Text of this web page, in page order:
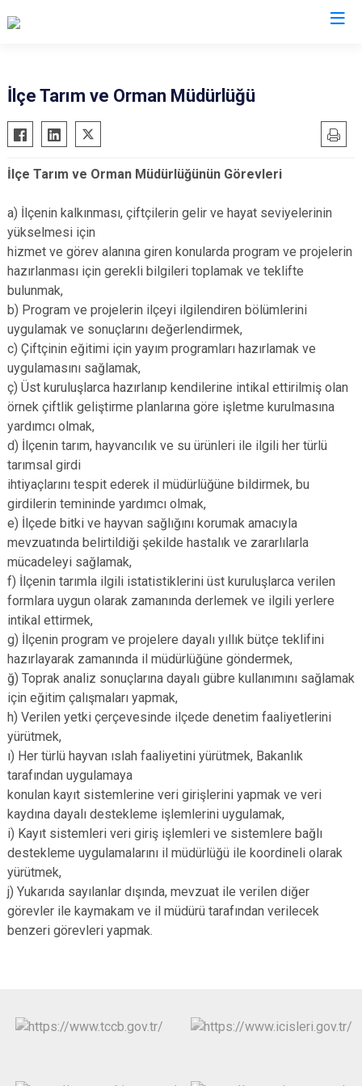
Aliağa
Balçova
Bayındır
Bergama
Beydağ
Bornova
Buca
Çeşme
Çiğli
Dikili
Güzelbahçe
Kemalpaşa
Kınık
Kiraz
Konak
Menderes
Ödemiş
Tire
Torbalı
Urla
Karabağlar
İlçe Tarım ve Orman Müdürlüğü
İlçe Tarım ve Orman Müdürlüğünün Görevleri
a) İlçenin kalkınması, çiftçilerin gelir ve hayat seviyelerinin
yükselmesi için
hizmet ve görev alanına giren konularda program ve projelerin
hazırlanması için gerekli bilgileri toplamak ve teklifte
bulunmak,
b) Program ve projelerin ilçeyi ilgilendiren bölümlerini
uygulamak ve sonuçlarını değerlendirmek,
c) Çiftçinin eğitimi için yayım programları hazırlamak ve
uygulamasını sağlamak,
ç) Üst kuruluşlarca hazırlanıp kendilerine intikal ettirilmiş olan
örnek çiftlik geliştirme planlarına göre işletme kurulmasına
yardımcı olmak,
d) İlçenin tarım, hayvancılık ve su ürünleri ile ilgili her türlü
tarımsal girdi
ihtiyaçlarını tespit ederek il müdürlüğüne bildirmek, bu
girdilerin temininde yardımcı olmak,
e) İlçede bitki ve hayvan sağlığını korumak amacıyla
mevzuatında belirtildiği şekilde hastalık ve zararlılarla
mücadeleyi sağlamak,
f) İlçenin tarımla ilgili istatistiklerini üst kuruluşlarca verilen
formlara uygun olarak zamanında derlemek ve ilgili yerlere
intikal ettirmek,
g) İlçenin program ve projelere dayalı yıllık bütçe teklifini
hazırlayarak zamanında il müdürlüğüne göndermek,
ğ) Toprak analiz sonuçlarına dayalı gübre kullanımını sağlamak
için eğitim çalışmaları yapmak,
h) Verilen yetki çerçevesinde ilçede denetim faaliyetlerini
yürütmek,
ı) Her türlü hayvan ıslah faaliyetini yürütmek, Bakanlık
tarafından uygulamaya
konulan kayıt sistemlerine veri girişlerini yapmak ve veri
kaydına dayalı destekleme işlemlerini uygulamak,
i) Kayıt sistemleri veri giriş işlemleri ve sistemlere bağlı
destekleme uygulamalarını il müdürlüğü ile koordineli olarak
yürütmek,
j) Yukarıda sayılanlar dışında, mevzuat ile verilen diğer
görevler ile kaymakam ve il müdürü tarafından verilecek
benzeri görevleri yapmak.